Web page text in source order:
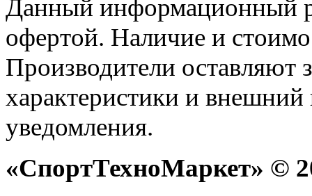
Данный информационный
офертой. Наличие и
Производители оставляют
характеристики и внешний
уведомления.
«СпортТехноМаркет» ©